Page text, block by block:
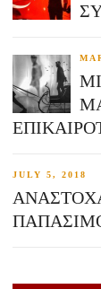
JULY 5, 2018